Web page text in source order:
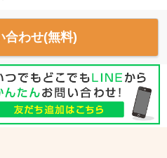
合わせ(無料)